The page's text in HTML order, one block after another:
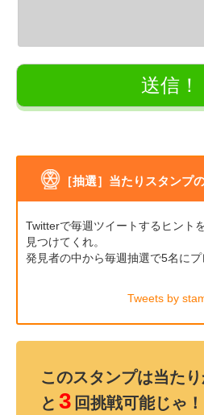
［抽選］当たりスタンプ
Twitterで毎週ツイートするヒント
見つけてくれ。
発見者の中から毎週抽選で5名にプ
Tweets by
このスタンプは当た
と 3 回挑戦可能じゃ！